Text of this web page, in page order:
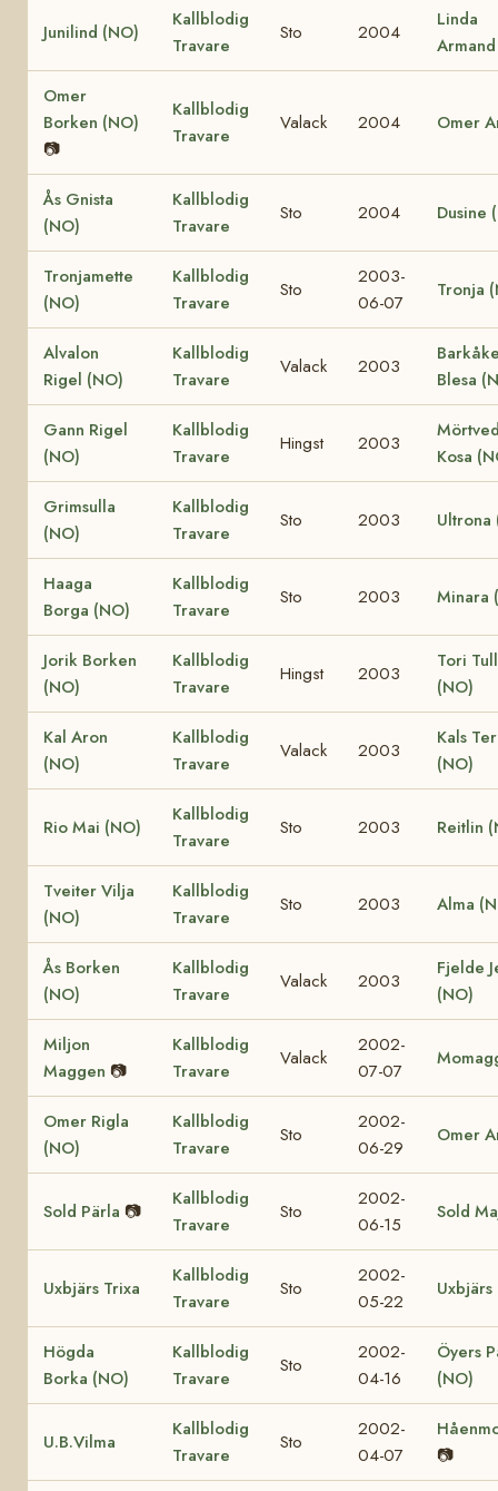
Junilind (NO)
Kallblodig
Travare
Sto 2004
Linda
Omer
Borken (NO)
📷
Kallblodig
Travare
Valack 2004 Omer
Ås Gnista
(NO)
Kallblodig
Travare
Sto 2004 Dusine
Tronjamette
(NO)
Kallblodig
Travare
Sto
2003-
06-07
Tronja
Alvalon
Rigel (NO)
Kallblodig
Travare
Valack 2003
Blesa
Gann Rigel
(NO)
Kallblodig
Travare
Hingst 2003
Kosa
Grimsulla
(NO)
Kallblodig
Travare
Sto 2003 Ultrona
Haaga
Borga (NO)
Kallblodig
Travare
Sto 2003 Minara
Jorik Borken
(NO)
Kallblodig
Travare
Hingst 2003
Tori
(NO)
Kal Aron
(NO)
Kallblodig
Travare
Valack 2003
Kals
(NO)
Rio Mai (NO)
Kallblodig
Travare
Sto 2003 Reitlin
Tveiter Vilja
(NO)
Kallblodig
Travare
Sto 2003 Alma
Ås Borken
(NO)
Kallblodig
Travare
Valack 2003
Fjelde
(NO)
Miljon
Maggen 📷
Kallblodig
Travare
Valack
2002-
07-07
Omer Rigla
(NO)
Kallblodig
Travare
Sto
2002-
06-29
Omer
Sold Pärla 📷
Kallblodig
Travare
Sto
2002-
06-15
Sold
Uxbjärs Trixa
Kallblodig
Travare
Sto
2002-
05-22
Uxbjärs
Högda
Borka (NO)
Kallblodig
Travare
Sto
2002-
04-16
Öyers
(NO)
U.B.Vilma
Kallblodig
Travare
Sto
2002-
04-07
📷